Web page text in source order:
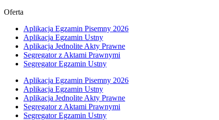
Oferta
Aplikacja Egzamin Pisemny 2026
Aplikacja Egzamin Ustny
Aplikacja Jednolite Akty Prawne
Segregator z Aktami Prawnymi
Segregator Egzamin Ustny
Aplikacja Egzamin Pisemny 2026
Aplikacja Egzamin Ustny
Aplikacja Jednolite Akty Prawne
Segregator z Aktami Prawnymi
Segregator Egzamin Ustny